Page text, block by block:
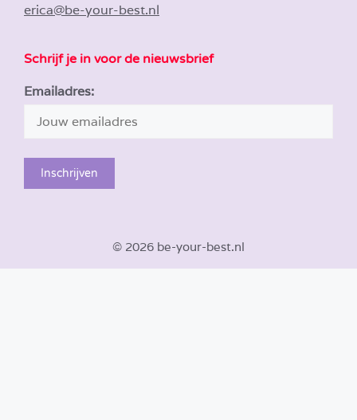
erica@be-your-best.nl
Schrijf je in voor de nieuwsbrief
Emailadres:
© 2026 be-your-best.nl